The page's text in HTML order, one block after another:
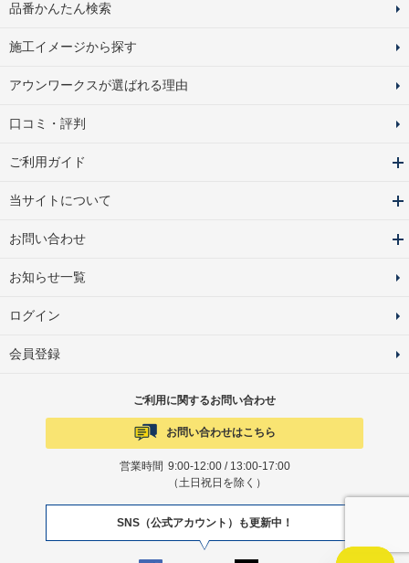
品番かんたん検索
施工イメージから探す
アウンワークスが選ばれる理由
口コミ・評判
ご利用ガイド
当サイトについて
お問い合わせ
お知らせ一覧
ログイン
会員登録
ご利用に関するお問い合わせ
お問い合わせはこちら
営業時間 9:00-12:00 / 13:00-17:00
（土日祝日を除く）
SNS（公式アカウント）も更新中！